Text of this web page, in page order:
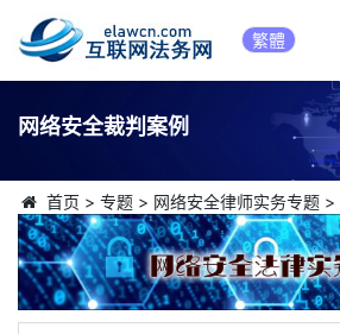
繁體
网络安全裁判案例
首页 > 专题> 网络安全律师实务专题>